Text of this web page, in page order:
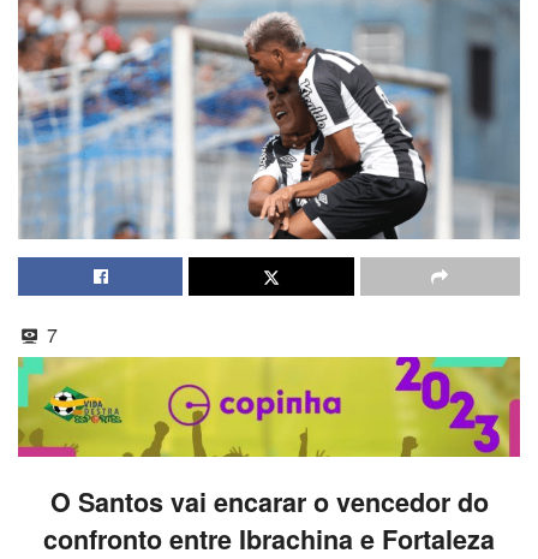
7
O Santos vai encarar o vencedor do
confronto entre Ibrachina e Fortaleza